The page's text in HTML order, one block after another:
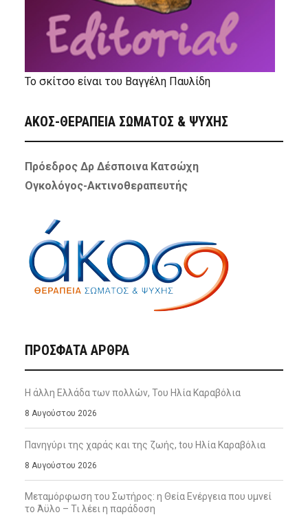
Το σκίτσο είναι του Βαγγέλη Παυλίδη
ΑΚΟΣ-ΘΕΡΑΠΕΙΑ ΣΩΜΑΤΟΣ & ΨΥΧΗΣ
Πρόεδρος Δρ Δέσποινα Κατσώχη
Ογκολόγος-Ακτινοθεραπευτής
ΠΡΌΣΦΑΤΑ ΆΡΘΡΑ
Η άλλη Ελλάδα των πολλών, Του Ηλία Καραβόλια
8 Αυγούστου 2026
Πανηγύρι της χαράς και της ζωής, tου Ηλία Καραβόλια
8 Αυγούστου 2026
Μεταμόρφωση του Σωτήρος: η Θεία Ενέργεια που υμνεί
το Άϋλο – Τι λέει η παράδοση